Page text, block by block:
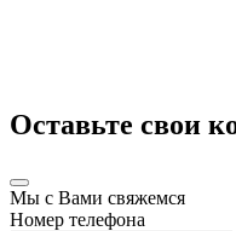
Оставьте свои
Мы с Вами свяжемся
Номер телефона